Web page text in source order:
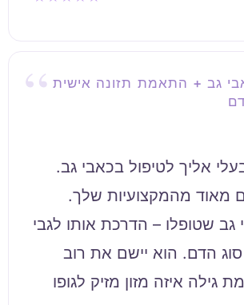
גב + התאמת תזונה אישית
שטופלו – הדרכת אותו לגבי
סוג הדם. הוא יישם את רוב
גילה איזה מזון מזיק לגופו